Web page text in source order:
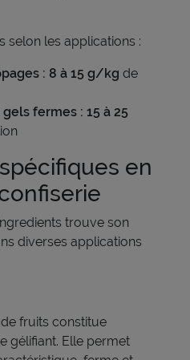
selon les applications :
: 8 à 15 g/kg de
fermes : 15 à 25
en
trouve son
diverses applications
fruits constitue
gélifiant. Elle permet